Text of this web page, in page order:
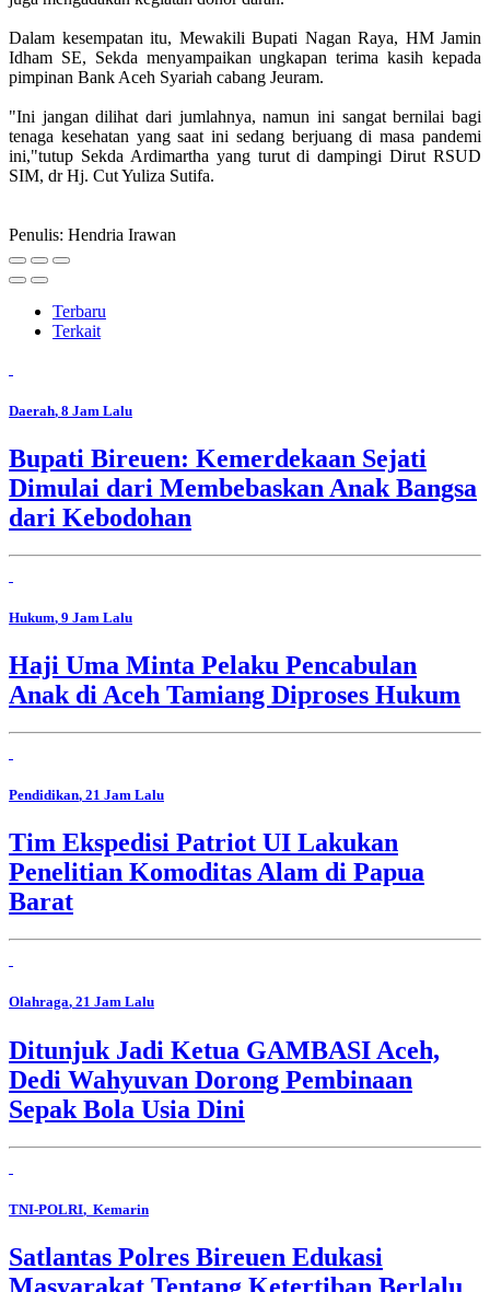
Dalam kesempatan itu, Mewakili Bupati Nagan Raya, HM Jamin
Idham SE, Sekda menyampaikan ungkapan terima kasih kepada
pimpinan Bank Aceh Syariah cabang Jeuram.
"Ini jangan dilihat dari jumlahnya, namun ini sangat bernilai bagi
tenaga kesehatan yang saat ini sedang berjuang di masa pandemi
ini,"tutup Sekda Ardimartha yang turut di dampingi Dirut RSUD
SIM, dr Hj. Cut Yuliza Sutifa.
Penulis: Hendria Irawan
Terbaru
Terkait
Daerah, 8 Jam Lalu
Bupati Bireuen: Kemerdekaan Sejati
Dimulai dari Membebaskan Anak Bangsa
dari Kebodohan
Hukum, 9 Jam Lalu
Haji Uma Minta Pelaku Pencabulan
Anak di Aceh Tamiang Diproses Hukum
Pendidikan, 21 Jam Lalu
Tim Ekspedisi Patriot UI Lakukan
Penelitian Komoditas Alam di Papua
Barat
Olahraga, 21 Jam Lalu
Ditunjuk Jadi Ketua GAMBASI Aceh,
Dedi Wahyuvan Dorong Pembinaan
Sepak Bola Usia Dini
TNI-POLRI, Kemarin
Satlantas Polres Bireuen Edukasi